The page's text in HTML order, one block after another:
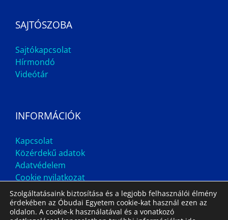
SAJTÓSZOBA
Sajtókapcsolat
Hírmondó
Videótár
INFORMÁCIÓK
Kapcsolat
Közérdekű adatok
Adatvédelem
Cookie nyilatkozat
Szolgáltatásaink biztosítása és a legjobb felhasználói élmény
érdekében az Óbudai Egyetem cookie-kat használ ezen az
oldalon. A cookie-k használatával és a vonatkozó